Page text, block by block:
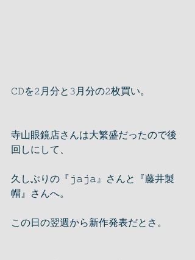
𝙲𝙳を𝟸月分と𝟹月分の𝟸枚買い。
寺山眼鏡店さんは大繁盛だったので後
回しにして、
久しぶりの『𝚓𝚊𝚓𝚊』さんと『藤井製
帽』さんへ。
この日の翌週から新作発表だとさ。